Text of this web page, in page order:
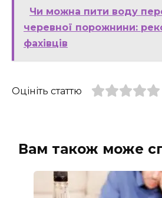
Чи можна пити воду
черевної порожнини:
фахівців
Оцініть статтю
Вам також може